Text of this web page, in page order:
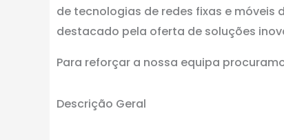
de tecnologias de redes fixas e móveis
destacado pela oferta de soluções
Para reforçar a nossa equipa
Descrição Geral